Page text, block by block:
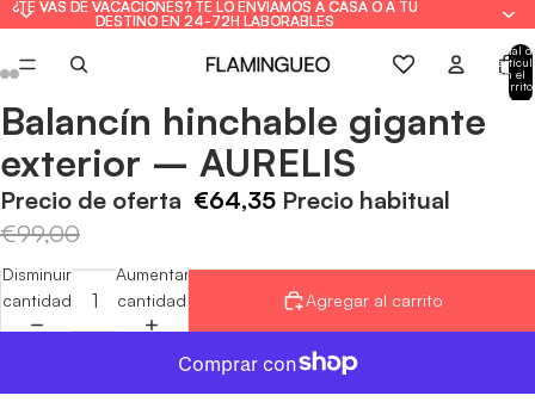
¿TE VAS DE VACACIONES? TE LO ENVIAMOS A CASA O A TU
DESTINO EN 24-72H LABORABLES
¿TE VAS DE VACACIONES? TE LO ENVIAMOS A CASA O A TU
DESTINO EN 24-72H LABORABLES
Total
en el
carrito:
Abrir
imagen
a
pantalla
Abrir
imagen
a
pantalla
Abrir
imagen
a
pantalla
Abrir
imagen
a
pantalla
Abrir
imagen
a
pantalla
Abrir
imagen
a
pantalla
Balancín hinchable gigante
exterior – AURELIS
Precio de oferta €64,35 Precio habitual
€99,00
Disminuir
cantidad
Aumentar
cantidad
Agregar al carrito